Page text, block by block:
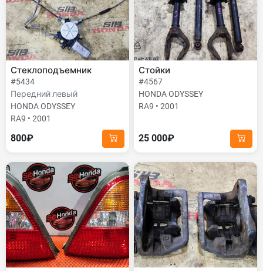
Стеклоподъемник
#5434
Передний левый
HONDA ODYSSEY
RA9 • 2001
800₽
Стойки
#4567
HONDA ODYSSEY
RA9 • 2001
25 000₽